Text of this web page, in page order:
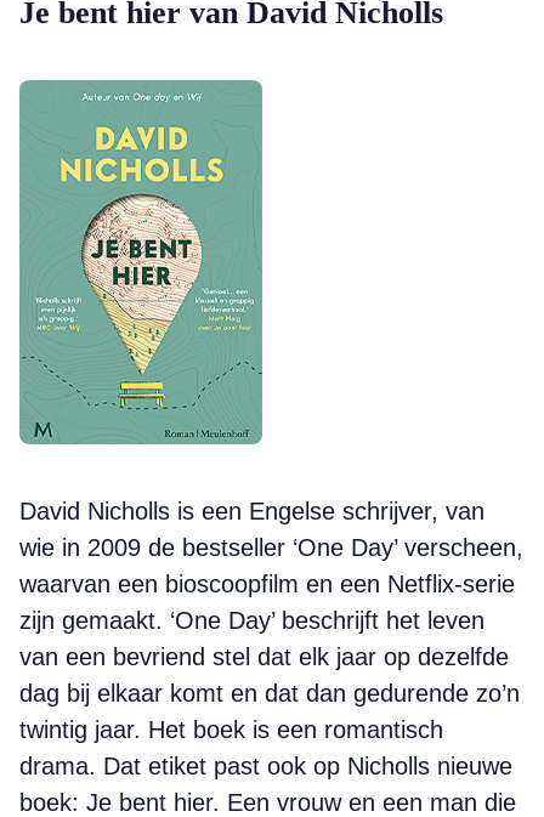
Je bent hier van David Nicholls
David Nicholls is een Engelse schrijver, van
wie in 2009 de bestseller ‘One Day’ verscheen,
waarvan een bioscoopfilm en een Netflix-serie
zijn gemaakt. ‘One Day’ beschrijft het leven
van een bevriend stel dat elk jaar op dezelfde
dag bij elkaar komt en dat dan gedurende zo’n
twintig jaar. Het boek is een romantisch
drama. Dat etiket past ook op Nicholls nieuwe
boek: Je bent hier. Een vrouw en een man die